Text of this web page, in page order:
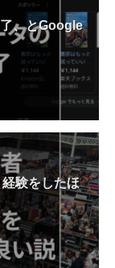
、とGoogle
験をしたほ